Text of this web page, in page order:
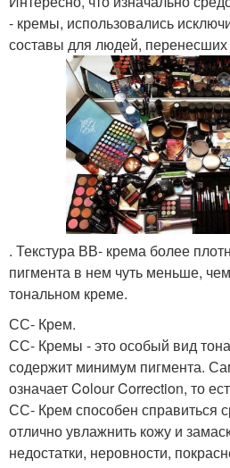
- кремы, использовались
составы для людей, перенесших
. Текстура ВВ- крема более
пигмента в нем чуть меньше,
тональном креме.
СС- Крем.
СС- Кремы - это особый вид
содержит минимум пигмента.
означает Colour Correction, то
СС- Крем способен справиться
отлично увлажнить кожу и
недостатки, неровности,